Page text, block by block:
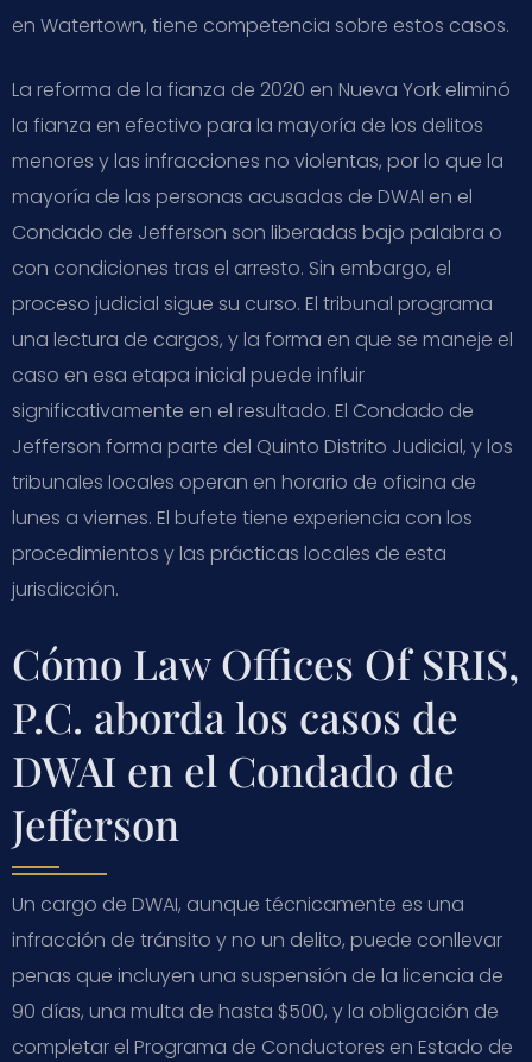
en Watertown, tiene competencia sobre estos casos.
La reforma de la fianza de 2020 en Nueva York eliminó
la fianza en efectivo para la mayoría de los delitos
menores y las infracciones no violentas, por lo que la
mayoría de las personas acusadas de DWAI en el
Condado de Jefferson son liberadas bajo palabra o
con condiciones tras el arresto. Sin embargo, el
proceso judicial sigue su curso. El tribunal programa
una lectura de cargos, y la forma en que se maneje el
caso en esa etapa inicial puede influir
significativamente en el resultado. El Condado de
Jefferson forma parte del Quinto Distrito Judicial, y los
tribunales locales operan en horario de oficina de
lunes a viernes. El bufete tiene experiencia con los
procedimientos y las prácticas locales de esta
jurisdicción.
Cómo Law Offices Of SRIS,
P.C. aborda los casos de
DWAI en el Condado de
Jefferson
Un cargo de DWAI, aunque técnicamente es una
infracción de tránsito y no un delito, puede conllevar
penas que incluyen una suspensión de la licencia de
90 días, una multa de hasta $500, y la obligación de
completar el Programa de Conductores en Estado de